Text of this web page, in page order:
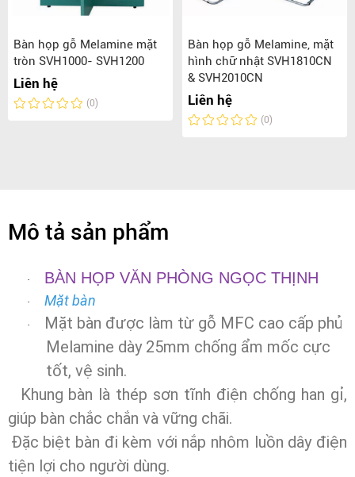
Bàn họp gỗ Melamine mặt
tròn SVH1000- SVH1200
Liên hệ
(0)
Bàn họp gỗ Melamine, mặt
hình chữ nhật SVH1810CN
& SVH2010CN
Liên hệ
(0)
Mô tả sản phẩm
· BÀN HỌP VĂN PHÒNG NGỌC THỊNH
· Mặt bàn
· Mặt bàn được làm từ gỗ MFC cao cấp phủ
Melamine dày 25mm chống ẩm mốc cực
tốt, vệ sinh.
Khung bàn là thép sơn tĩnh điện chống han gỉ,
giúp bàn chắc chắn và vững chãi.
Đặc biệt bàn đi kèm với nắp nhôm luồn dây điện
tiện lợi cho người dùng.